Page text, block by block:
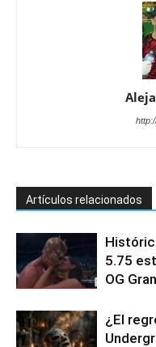
Artículos relacionados
5.75
OG
¿El